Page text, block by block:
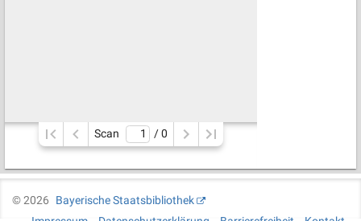
Scan / 0
©2026
Bayerische Staatsbibliothek